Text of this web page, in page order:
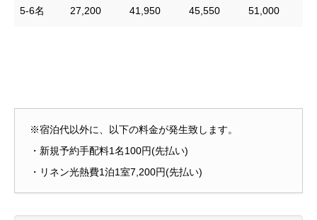
5-6名 27,200 41,950 45,550 51,000
※宿泊代以外に、以下の料金が発生致します。
・新規予約手配料1名100円(先払い)
・リネン光熱費1泊1室7,200円(先払い)